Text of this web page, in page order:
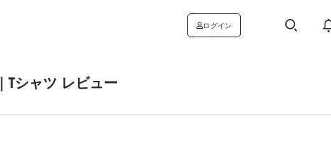
ログイン
Tシャツ レビュー